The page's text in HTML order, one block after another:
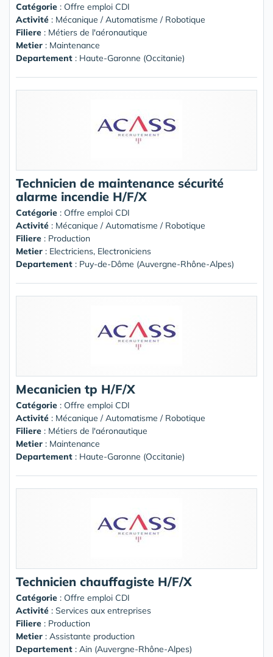
Catégorie : Offre emploi CDI
Activité : Mécanique / Automatisme / Robotique
Filiere : Métiers de l'aéronautique
Metier : Maintenance
Departement : Haute-Garonne (Occitanie)
Technicien de maintenance sécurité
alarme incendie H/F/X
Catégorie : Offre emploi CDI
Activité : Mécanique / Automatisme / Robotique
Filiere : Production
Metier : Electriciens, Electroniciens
Departement : Puy-de-Dôme (Auvergne-Rhône-Alpes)
Mecanicien tp H/F/X
Catégorie : Offre emploi CDI
Activité : Mécanique / Automatisme / Robotique
Filiere : Métiers de l'aéronautique
Metier : Maintenance
Departement : Haute-Garonne (Occitanie)
Technicien chauffagiste H/F/X
Catégorie : Offre emploi CDI
Activité : Services aux entreprises
Filiere : Production
Metier : Assistante production
Departement : Ain (Auvergne-Rhône-Alpes)